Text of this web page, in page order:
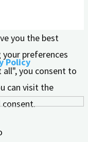
Policy
you the best
your preferences
all", you consent to
can visit the